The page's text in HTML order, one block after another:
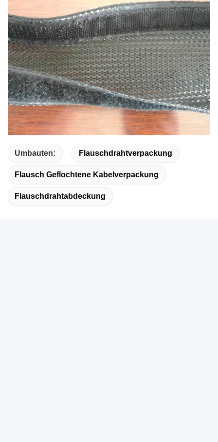
Umbauten: Flauschdrahtverpackung
Flausch Geflochtene Kabelverpackung
Flauschdrahtabdeckung